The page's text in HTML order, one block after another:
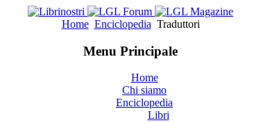
Home Enciclopedia Traduttori
Menu Principale
Home
Chi siamo
Enciclopedia
Libri